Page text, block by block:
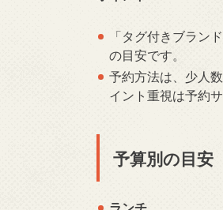
「タグ付きブラン
の目安です。
予約方法は、少人
イント重視は予約
予算別の目安